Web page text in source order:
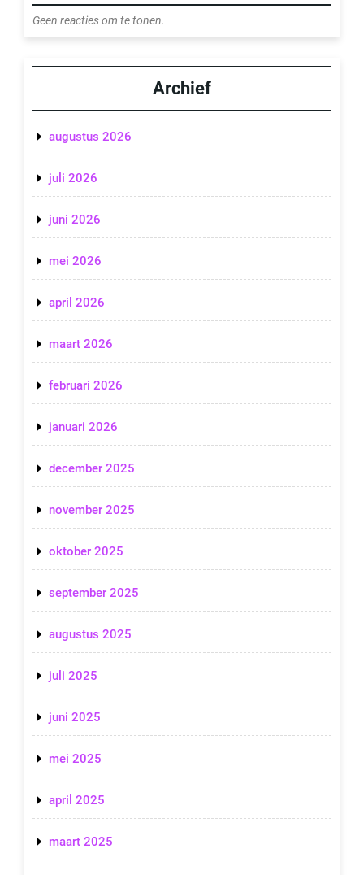
Geen reacties om te tonen.
Archief
augustus 2026
juli 2026
juni 2026
mei 2026
april 2026
maart 2026
februari 2026
januari 2026
december 2025
november 2025
oktober 2025
september 2025
augustus 2025
juli 2025
juni 2025
mei 2025
april 2025
maart 2025